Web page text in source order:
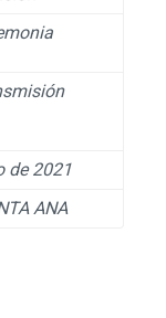
de 2021
ANA